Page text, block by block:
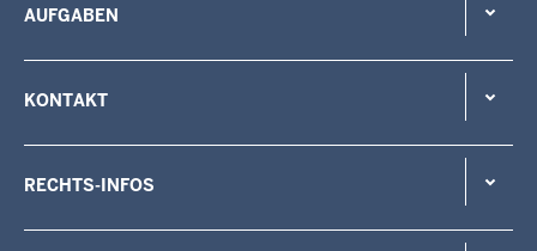
AUFGABEN
KONTAKT
RECHTS-INFOS